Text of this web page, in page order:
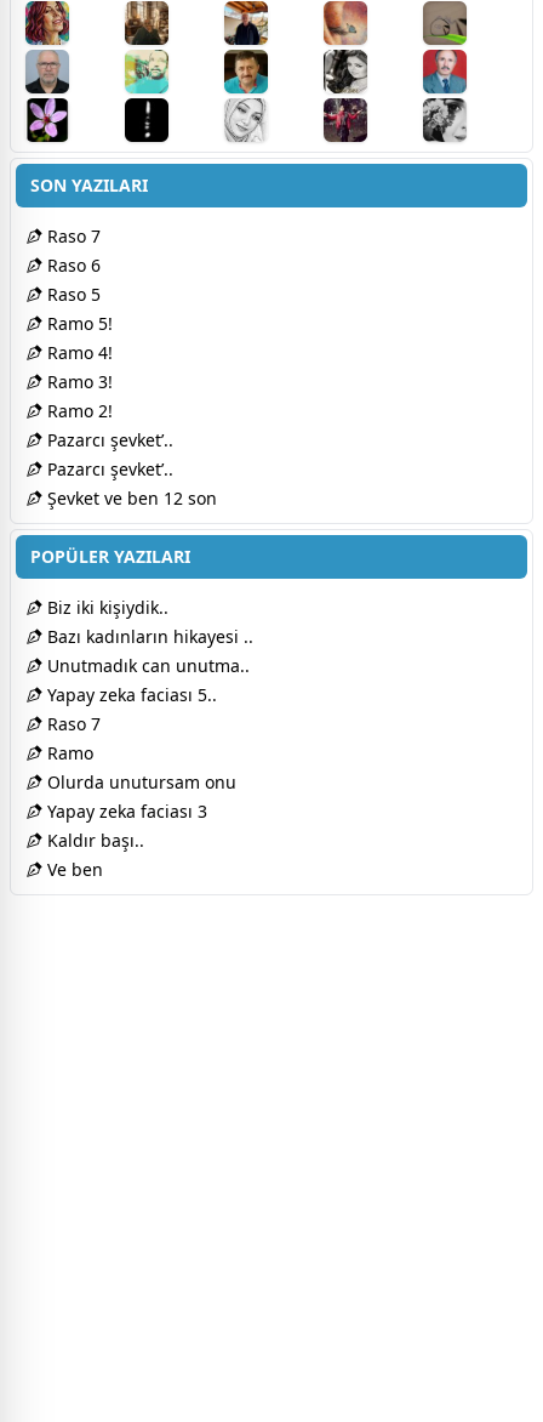
SON YAZILARI
Raso 7
Raso 6
Raso 5
Ramo 5!
Ramo 4!
Ramo 3!
Ramo 2!
Pazarcı şevket’..
Pazarcı şevket’..
Şevket ve ben 12 son
POPÜLER YAZILARI
Biz iki kişiydik..
Bazı kadınların hikayesi ..
Unutmadık can unutma..
Yapay zeka faciası 5..
Raso 7
Ramo
Olurda unutursam onu
Yapay zeka faciası 3
Kaldır başı..
Ve ben